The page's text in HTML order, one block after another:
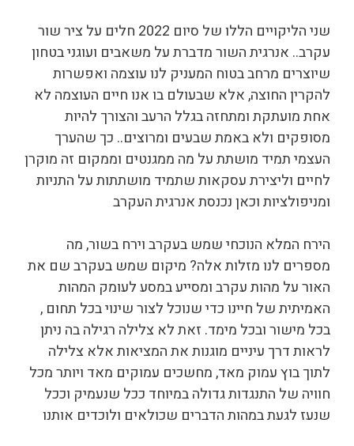
שני הליקויים הללו של סיום 2022 חלים על ציר שור
עקרב.. אנרגית השור מדברת על משאבים ועוגני בטחון
שיוצרים מרחב בטוח המעניק לנו עוצמה ואפשרות
להקרין החוצה, אלא שבעולם בו אנו חיים העוצמה לא
אחת מועתקת ומתחזה בגלל הרעב והצורך להיות
מסופקים ולא באמת שבעים ומרוצים.. כך שהערך
העצמי תמיד מושתת על מה ממגנטים וממקום זה מוקרן
לחיים וליצירת עסקאות שתמיד מושתתות על התניות
ומניפולציות וכאן נכנסת אנרגית העקרב
הירח המלא הנוכחי שמש בעקרב וירח בשור, מה
מספרים לנו מזלות אלה? מיקום שמש בעקרב שם את
האור על מהות עקרב ומסייע במסע לעומק המהות
האמיתית של חיינו כדי שנוכל לצור שינוי בכל תחום ,
בכל מישור ובכל מימד. זאת לא צלילה רגילה בה ניתן
לראות דרך עיניים מוגנות את המציאות אלא צלילה
לתוך בוץ עמוק מאד, מחשכים עמוקים מאד ויותר מכל
חוויה של התנגדות גדולה במיוחד ככל שנעמיק וככל
שנעז לגעת במהות הדברים שכולאים ולוכדים אותנו